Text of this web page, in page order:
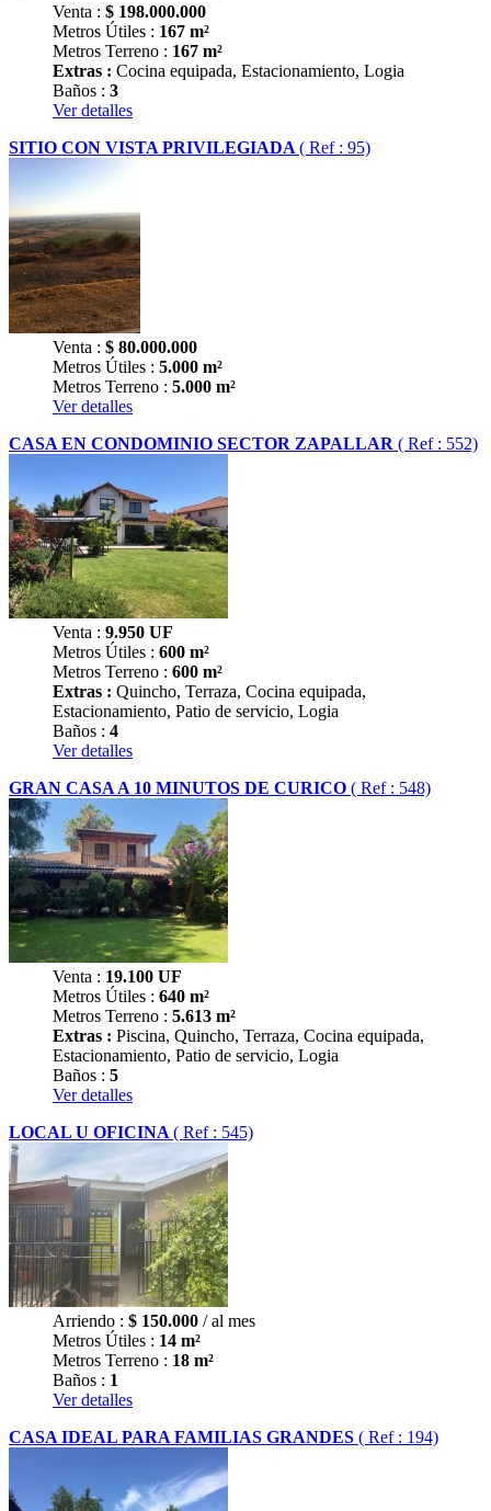
Venta : $ 198.000.000
Metros Útiles : 167 m²
Metros Terreno : 167 m²
Extras : Cocina equipada, Estacionamiento, Logia
Baños : 3
Ver detalles
SITIO CON VISTA PRIVILEGIADA ( Ref : 95)
Venta : $ 80.000.000
Metros Útiles : 5.000 m²
Metros Terreno : 5.000 m²
Ver detalles
CASA EN CONDOMINIO SECTOR ZAPALLAR ( Ref : 552)
Venta : 9.950 UF
Metros Útiles : 600 m²
Metros Terreno : 600 m²
Extras : Quincho, Terraza, Cocina equipada,
Estacionamiento, Patio de servicio, Logia
Baños : 4
Ver detalles
GRAN CASA A 10 MINUTOS DE CURICO ( Ref : 548)
Venta : 19.100 UF
Metros Útiles : 640 m²
Metros Terreno : 5.613 m²
Extras : Piscina, Quincho, Terraza, Cocina equipada,
Estacionamiento, Patio de servicio, Logia
Baños : 5
Ver detalles
LOCAL U OFICINA ( Ref : 545)
Arriendo : $ 150.000 / al mes
Metros Útiles : 14 m²
Metros Terreno : 18 m²
Baños : 1
Ver detalles
CASA IDEAL PARA FAMILIAS GRANDES ( Ref : 194)